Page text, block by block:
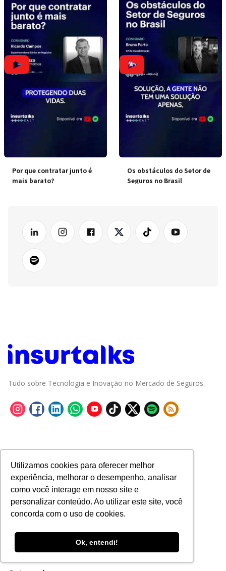
Utilizamos cookies para oferecer melhor
experiência, melhorar o desempenho, analisar
como você interage em nosso site e
personalizar conteúdo. Ao utilizar este site, você
concorda com o uso de cookies.
Ok, entendi!
Por que contratar junto é
mais barato?
Os obstáculos do Setor de
Seguros no Brasil
Tudo sobre Tecnologia e Inovação no Mercado de Seguros.